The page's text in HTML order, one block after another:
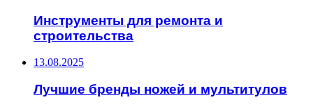
Инструменты для ремонта и
строительства
13.08.2025
Лучшие бренды ножей и мультитулов